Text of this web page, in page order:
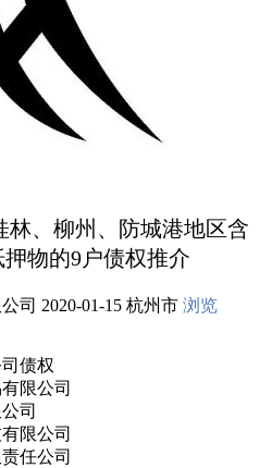
林、柳州、防城港地区含
物的9户债权推介
司 2020-01-15 杭州市 浏览
债权
限公司
司
限公司
任公司